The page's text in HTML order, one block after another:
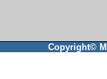
Copyright©